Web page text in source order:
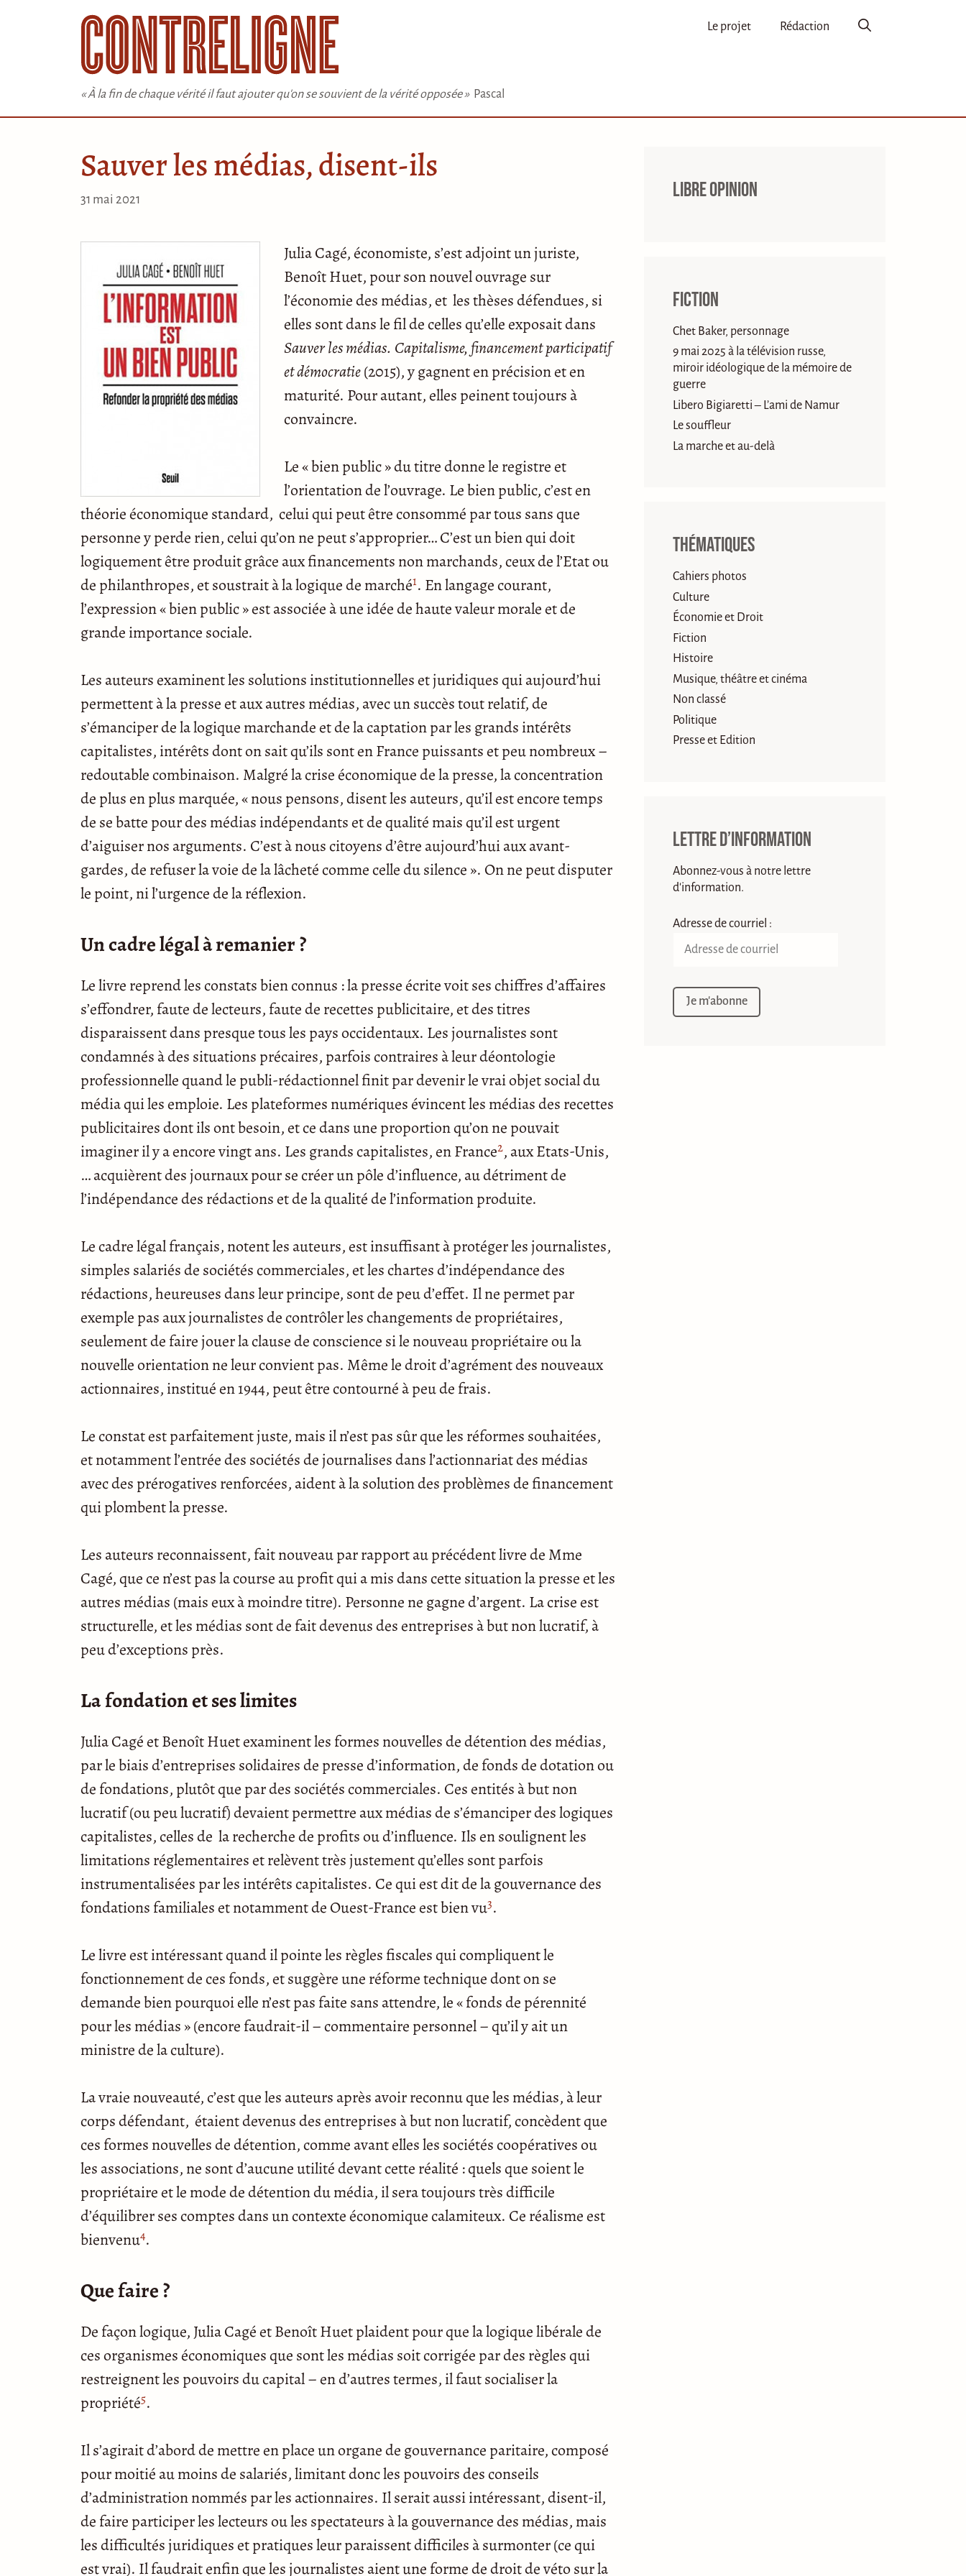
« À la fin de chaque vérité il faut ajouter qu'on se souvient de la vérité opposée » Pascal
Le projet Rédaction
Sauver les médias, disent-ils
31 mai 2021
Julia Cagé, économiste, s’est adjoint un juriste,
Benoît Huet, pour son nouvel ouvrage sur
l’économie des médias, et les thèses défendues, si
elles sont dans le fil de celles qu’elle exposait dans
Sauver les médias. Capitalisme, financement participatif
et démocratie(2015), y gagnent en précision et en
maturité. Pour autant, elles peinent toujours à
convaincre.
Le « bien public » du titre donne le registre et
l’orientation de l’ouvrage. Le bien public, c’est en
théorie économique standard, celui qui peut être consommé par tous sans que
personne y perde rien, celui qu’on ne peut s’approprier… C’est un bien qui doit
logiquement être produit grâce aux financements non marchands, ceux de l’Etat ou
de philanthropes, et soustrait à la logique de marché1. En langage courant,
l’expression « bien public » est associée à une idée de haute valeur morale et de
grande importance sociale.
Les auteurs examinent les solutions institutionnelles et juridiques qui aujourd’hui
permettent à la presse et aux autres médias, avec un succès tout relatif, de
s’émanciper de la logique marchande et de la captation par les grands intérêts
capitalistes, intérêts dont on sait qu’ils sont en France puissants et peu nombreux –
redoutable combinaison. Malgré la crise économique de la presse, la concentration
de plus en plus marquée, « nous pensons, disent les auteurs, qu’il est encore temps
de se batte pour des médias indépendants et de qualité mais qu’il est urgent
d’aiguiser nos arguments. C’est à nous citoyens d’être aujourd’hui aux avant-
gardes, de refuser la voie de la lâcheté comme celle du silence ». On ne peut disputer
le point, ni l’urgence de la réflexion.
Un cadre légal à remanier ?
Le livre reprend les constats bien connus : la presse écrite voit ses chiffres d’affaires
s’effondrer, faute de lecteurs, faute de recettes publicitaire, et des titres
disparaissent dans presque tous les pays occidentaux. Les journalistes sont
condamnés à des situations précaires, parfois contraires à leur déontologie
professionnelle quand le publi-rédactionnel finit par devenir le vrai objet social du
média qui les emploie. Les plateformes numériques évincent les médias des recettes
publicitaires dont ils ont besoin, et ce dans une proportion qu’on ne pouvait
imaginer il y a encore vingt ans. Les grands capitalistes, en France2, aux Etats-Unis,
… acquièrent des journaux pour se créer un pôle d’influence, au détriment de
l’indépendance des rédactions et de la qualité de l’information produite.
Le cadre légal français, notent les auteurs, est insuffisant à protéger les journalistes,
simples salariés de sociétés commerciales, et les chartes d’indépendance des
rédactions, heureuses dans leur principe, sont de peu d’effet. Il ne permet par
exemple pas aux journalistes de contrôler les changements de propriétaires,
seulement de faire jouer la clause de conscience si le nouveau propriétaire ou la
nouvelle orientation ne leur convient pas. Même le droit d’agrément des nouveaux
actionnaires, institué en 1944, peut être contourné à peu de frais.
Le constat est parfaitement juste, mais il n’est pas sûr que les réformes souhaitées,
et notamment l’entrée des sociétés de journalises dans l’actionnariat des médias
avec des prérogatives renforcées, aident à la solution des problèmes de financement
qui plombent la presse.
Les auteurs reconnaissent, fait nouveau par rapport au précédent livre de Mme
Cagé, que ce n’est pas la course au profit qui a mis dans cette situation la presse et les
autres médias (mais eux à moindre titre). Personne ne gagne d’argent. La crise est
structurelle, et les médias sont de fait devenus des entreprises à but non lucratif, à
peu d’exceptions près.
La fondation et ses limites
Julia Cagé et Benoît Huet examinent les formes nouvelles de détention des médias,
par le biais d’entreprises solidaires de presse d’information, de fonds de dotation ou
de fondations, plutôt que par des sociétés commerciales. Ces entités à but non
lucratif (ou peu lucratif) devaient permettre aux médias de s’émanciper des logiques
capitalistes, celles de la recherche de profits ou d’influence. Ils en soulignent les
limitations réglementaires et relèvent très justement qu’elles sont parfois
instrumentalisées par les intérêts capitalistes. Ce qui est dit de la gouvernance des
fondations familiales et notamment de Ouest-France est bien vu3.
Le livre est intéressant quand il pointe les règles fiscales qui compliquent le
fonctionnement de ces fonds, et suggère une réforme technique dont on se
demande bien pourquoi elle n’est pas faite sans attendre, le « fonds de pérennité
pour les médias » (encore faudrait-il – commentaire personnel – qu’il y ait un
ministre de la culture).
La vraie nouveauté, c’est que les auteurs après avoir reconnu que les médias, à leur
corps défendant, étaient devenus des entreprises à but non lucratif, concèdent que
ces formes nouvelles de détention, comme avant elles les sociétés coopératives ou
les associations, ne sont d’aucune utilité devant cette réalité : quels que soient le
propriétaire et le mode de détention du média, il sera toujours très difficile
d’équilibrer ses comptes dans un contexte économique calamiteux. Ce réalisme est
bienvenu4.
Que faire ?
De façon logique, Julia Cagé et Benoît Huet plaident pour que la logique libérale de
ces organismes économiques que sont les médias soit corrigée par des règles qui
restreignent les pouvoirs du capital – en d’autres termes, il faut socialiser la
propriété5.
Il s’agirait d’abord de mettre en place un organe de gouvernance paritaire, composé
pour moitié au moins de salariés, limitant donc les pouvoirs des conseils
d’administration nommés par les actionnaires. Il serait aussi intéressant, disent-il,
de faire participer les lecteurs ou les spectateurs à la gouvernance des médias, mais
les difficultés juridiques et pratiques leur paraissent difficiles à surmonter (ce qui
est vrai). Il faudrait enfin que les journalistes aient une forme de droit de véto sur la
Libre opinion
Fiction
Chet Baker, personnage
9 mai 2025 à la télévision russe,
miroir idéologique de la mémoire de
guerre
Libero Bigiaretti – L’ami de Namur
Le souffleur
La marche et au-delà
Thématiques
Cahiers photos
Culture
Économie et Droit
Fiction
Histoire
Musique, théâtre et cinéma
Non classé
Politique
Presse et Edition
Lettre d’information
Abonnez-vous à notre lettre
d'information.
Adresse de courriel :